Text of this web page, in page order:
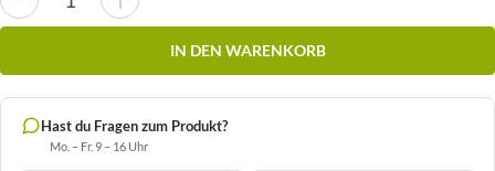
IN DEN WARENKORB
Hast du Fragen zum Produkt?
Mo. – Fr. 9 – 16 Uhr